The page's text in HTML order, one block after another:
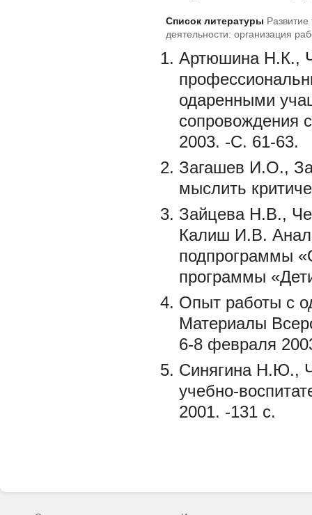
Список литературы
деятельности: организация
Артюшина Н.К.,
одаренными
сопровождения
2003. -С. 61-63.
Загашев И.О.,
мыслить
Зайцева Н.В.,
Калиш И.В.
подпрограммы
программы
Опыт работы с
Материалы
6-8 февраля
Синягина Н.Ю.,
учебно-
2001. -131 с.